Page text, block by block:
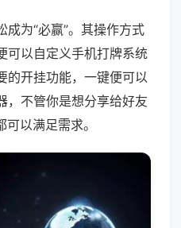
为“必赢”。其操作方式
可以自定义手机打牌系统
的开挂功能，一键便可以
，不管你是想分享给好友
以满足需求。